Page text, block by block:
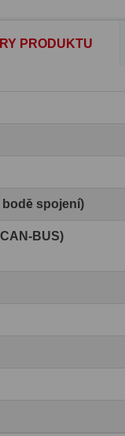
PRODUKTU
spojení)
BUS)